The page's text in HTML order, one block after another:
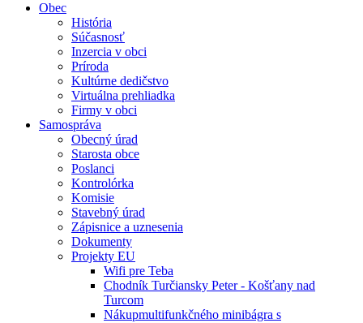
Obec
História
Súčasnosť
Inzercia v obci
Príroda
Kultúrne dedičstvo
Virtuálna prehliadka
Firmy v obci
Samospráva
Obecný úrad
Starosta obce
Poslanci
Kontrolórka
Komisie
Stavebný úrad
Zápisnice a uznesenia
Dokumenty
Projekty EU
Wifi pre Teba
Chodník Turčiansky Peter - Košťany nad
Turcom
Nákupmultifunkčného minibágra s